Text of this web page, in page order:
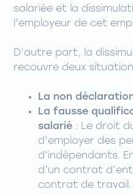
salariée et la
l’employeur de cet
D’autre part, la
recouvre deux
La non
La fausse
salarié : Le droit
d’employer des
d’indépendants.
d’un contrat
contrat de travail.